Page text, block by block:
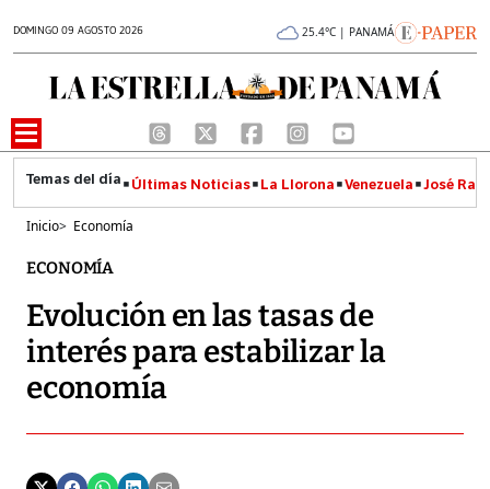
DOMINGO 09 AGOSTO 2026 25.4°C | PANAMÁ
Últimas Noticias La Llorona Venezuela José
Inicio> Economía
ECONOMÍA
Evolución en las tasas de
interés para estabilizar la
economía